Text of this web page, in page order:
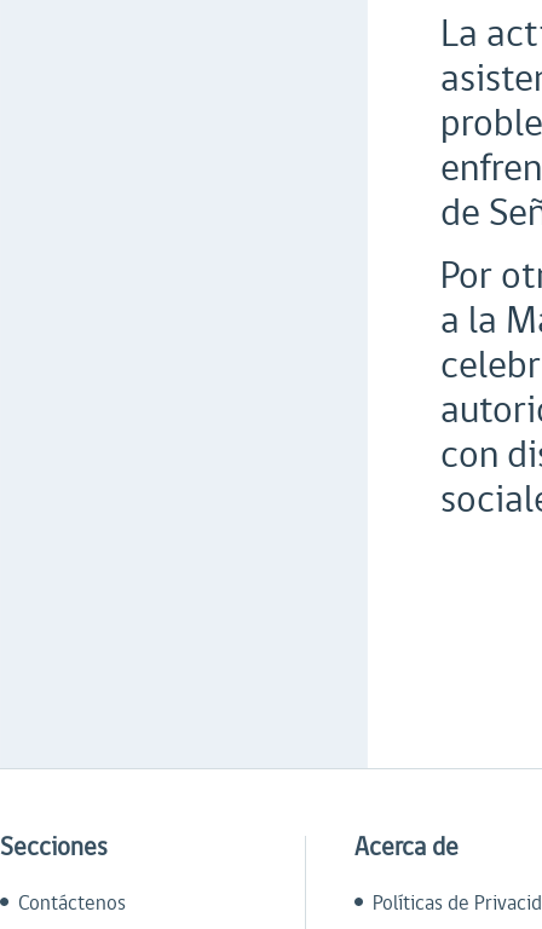
La
de
Por
a la
con
Secciones
Contáctenos
Acerca de
Políticas de